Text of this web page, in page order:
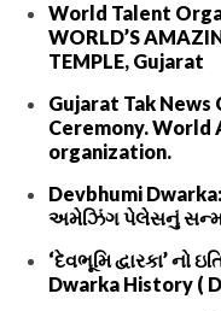
World Talent
WORLD’S
TEMPLE, Gujarat
Gujarat Tak News
Ceremony. World
organization.
Devbhumi Dwarka:
અમેઝિંગ પેલેસનું
‘દેવભૂમિ દ્વારકા’ નો
Dwarka History (